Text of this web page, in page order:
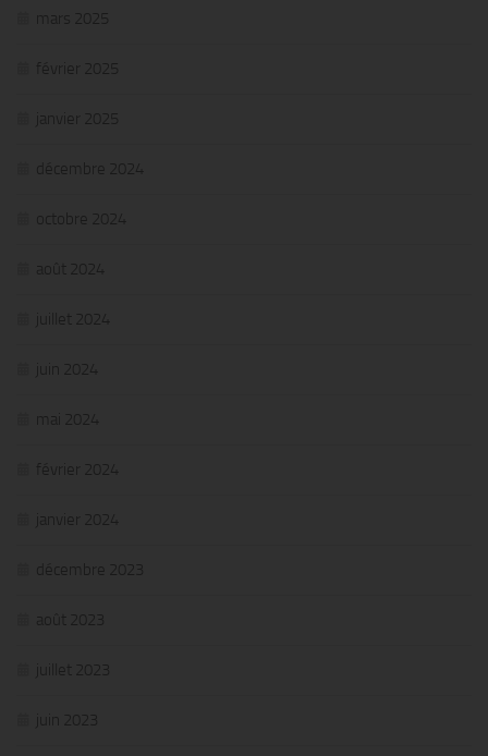
mars 2025
février 2025
janvier 2025
décembre 2024
octobre 2024
août 2024
juillet 2024
juin 2024
mai 2024
février 2024
janvier 2024
décembre 2023
août 2023
juillet 2023
juin 2023